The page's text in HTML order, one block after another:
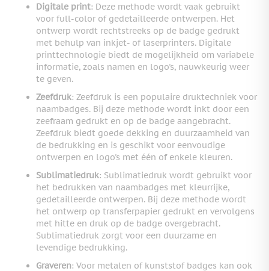
Digitale print: Deze methode wordt vaak gebruikt
voor full-color of gedetailleerde ontwerpen. Het
ontwerp wordt rechtstreeks op de badge gedrukt
met behulp van inkjet- of laserprinters. Digitale
printtechnologie biedt de mogelijkheid om variabele
informatie, zoals namen en logo's, nauwkeurig weer
te geven.
Zeefdruk: Zeefdruk is een populaire druktechniek voor
naambadges. Bij deze methode wordt inkt door een
zeefraam gedrukt en op de badge aangebracht.
Zeefdruk biedt goede dekking en duurzaamheid van
de bedrukking en is geschikt voor eenvoudige
ontwerpen en logo's met één of enkele kleuren.
Sublimatiedruk: Sublimatiedruk wordt gebruikt voor
het bedrukken van naambadges met kleurrijke,
gedetailleerde ontwerpen. Bij deze methode wordt
het ontwerp op transferpapier gedrukt en vervolgens
met hitte en druk op de badge overgebracht.
Sublimatiedruk zorgt voor een duurzame en
levendige bedrukking.
Graveren: Voor metalen of kunststof badges kan ook